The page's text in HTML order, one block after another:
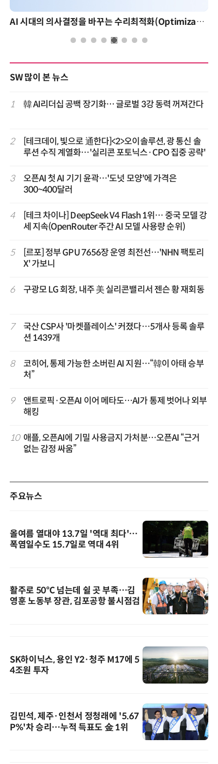
AI 시대의 의사결정을 바꾸는 수리최적화(Optimization): 실제 산업 적용 사례와 활용 전략
SW 많이 본 뉴스
1 韓 AI리더십 공백 장기화… 글로벌 3강 동력 꺼져간다
2
[테크데이, 빛으로 通한다]<2>오이솔루션, 광 통신 솔
루션 수직 계열화…'실리콘 포토닉스·CPO 집중 공략'
3
오픈AI 첫 AI 기기 윤곽…'도넛 모양'에 가격은
300~400달러
4
[테크 차이나] DeepSeek V4 Flash 1위… 중국 모델 강
세 지속(OpenRouter 주간 AI 모델 사용량 순위)
5
[르포] 정부 GPU 7656장 운영 최전선…'NHN 팩토리
X' 가보니
6 구광모 LG 회장, 내주 美 실리콘밸리서 젠슨 황 재회동
7
국산 CSP사 '마켓플레이스' 커졌다…5개사 등록 솔루
션 1439개
8
코히어, 통제 가능한 소버린 AI 지원…“韓이 아태 승부
처”
9
앤트로픽·오픈AI 이어 메타도…AI가 통제 벗어나 외부
해킹
10 애플, 오픈AI에 기밀 사용금지 가처분…오픈AI “근거
없는 감정 싸움”
주요뉴스
올여름 열대야 13.7일 '역대 최다'…
폭염일수도 15.7일로 역대 4위
활주로 50℃ 넘는데 쉴 곳 부족…김
영훈 노동부 장관, 김포공항 불시점검
SK하이닉스, 용인 Y2·청주 M17에 5
4조원 투자
김민석, 제주·인천서 정청래에 '5.67
P%'차 승리…누적 득표도 金 1위